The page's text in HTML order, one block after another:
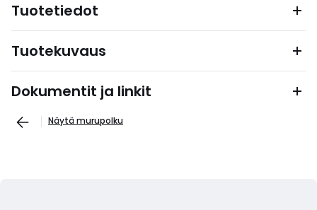
Tuotetiedot
Tuotekuvaus
Dokumentit ja linkit
Näytä murupolku